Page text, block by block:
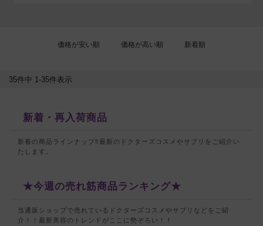
価格が安い順 価格が高い順 新着順
35件中 1-35件表示
新着・再入荷商品
新着の商品ラインナップ‼最新のドクターズコスメやサプリをご紹介い
たします。
★今週の売れ筋商品ランキング★
当通販ショップで売れているドクターズコスメやサプリなどをご紹
介！！ 最新美容のトレンドがここに勢ぞろい！！